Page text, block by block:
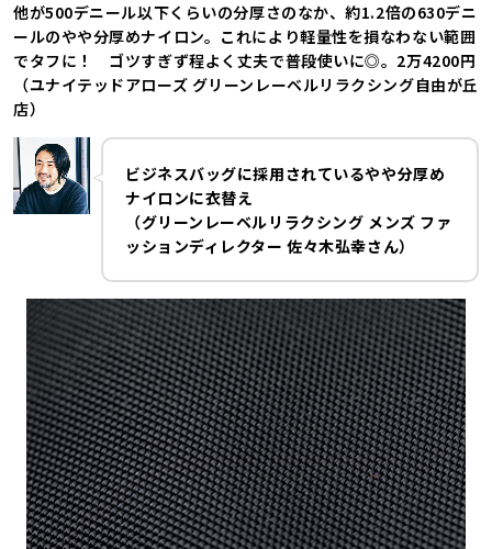
他が500デニール以下くらいの分厚さのなか、約1.2倍の630デニ
ールのやや分厚めナイロン。これにより軽量性を損なわない範囲
でタフに！ ゴツすぎず程よく丈夫で普段使いに◎。2万4200円
（ユナイテッドアローズ グリーンレーベルリラクシング自由が丘
店）
ビジネスバッグに採用されているやや分厚め
ナイロンに衣替え
（グリーンレーベルリラクシング メンズ ファ
ッションディレクター 佐々木弘幸さん）